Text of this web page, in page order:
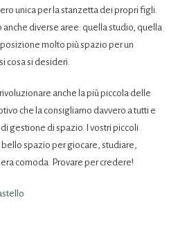
unica per la stanzetta dei propri figli.
anche diverse aree: quella studio, quella
molto più spazio per un
cosa si desideri.
anche la più piccola delle
che la consigliamo davvero a tutti e
gestione di spazio. I vostri piccoli
spazio per giocare, studiare,
comoda. Provare per credere!